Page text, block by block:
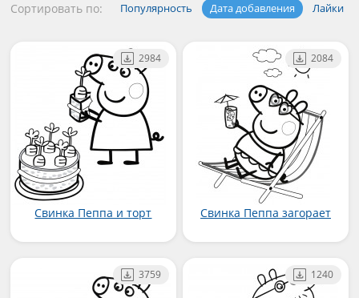
Сортировать по: Популярность Дата добавления Лайки
Свинка Пеппа и торт
2984
Свинка Пеппа загорает
2084
3759 1240